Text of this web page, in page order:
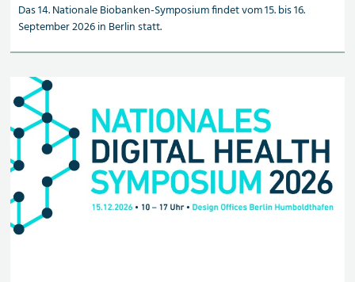
Das 14. Nationale Biobanken-Symposium findet vom 15. bis 16.
September 2026 in Berlin statt.